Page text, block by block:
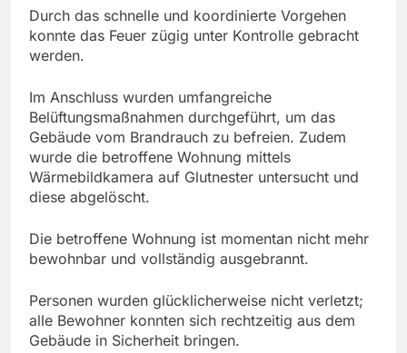
Durch das schnelle und koordinierte Vorgehen
konnte das Feuer zügig unter Kontrolle gebracht
werden.
Im Anschluss wurden umfangreiche
Belüftungsmaßnahmen durchgeführt, um das
Gebäude vom Brandrauch zu befreien. Zudem
wurde die betroffene Wohnung mittels
Wärmebildkamera auf Glutnester untersucht und
diese abgelöscht.
Die betroffene Wohnung ist momentan nicht mehr
bewohnbar und vollständig ausgebrannt.
Personen wurden glücklicherweise nicht verletzt;
alle Bewohner konnten sich rechtzeitig aus dem
Gebäude in Sicherheit bringen.